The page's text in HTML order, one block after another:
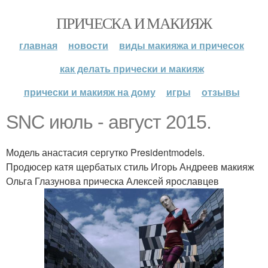
ПРИЧЕСКА И МАКИЯЖ
главная новости
виды макияжа и причесок
как делать прически и макияж
прически и макияж на дому
игры отзывы
SNC июль - август 2015.
Модель анастасия сергутко Presidentmodels.
Продюсер катя щербатых стиль Игорь Андреев макияж
Ольга Глазунова прическа Алексей ярославцев